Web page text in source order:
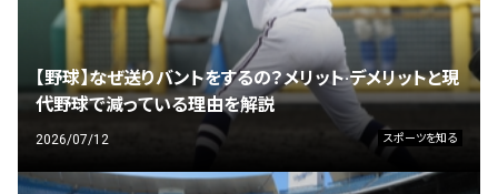
【野球】なぜ送りバントをするの？メリット·デメリットと現
代野球で減っている理由を解説
2026/07/12 スポーツを知る